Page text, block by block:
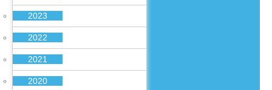
2023
2022
2021
2020